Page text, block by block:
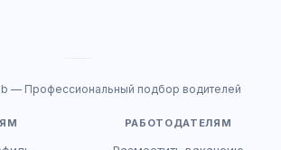
— Профессиональный подбор водителей
РАБОТОДАТЕЛЯМ